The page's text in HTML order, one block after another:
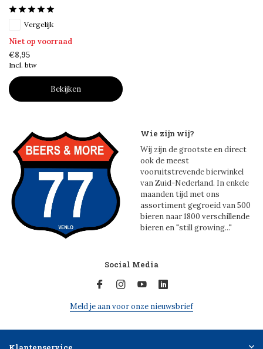
Vergelijk
Niet op voorraad
€8,95
Incl. btw
Bekijken
Wie zijn wij?
Wij zijn de grootste en direct
ook de meest
vooruitstrevende bierwinkel
van Zuid-Nederland. In enkele
maanden tijd met ons
assortiment gegroeid van 500
bieren naar 1800 verschillende
bieren en "still growing..."
Social Media
Meld je aan voor onze nieuwsbrief